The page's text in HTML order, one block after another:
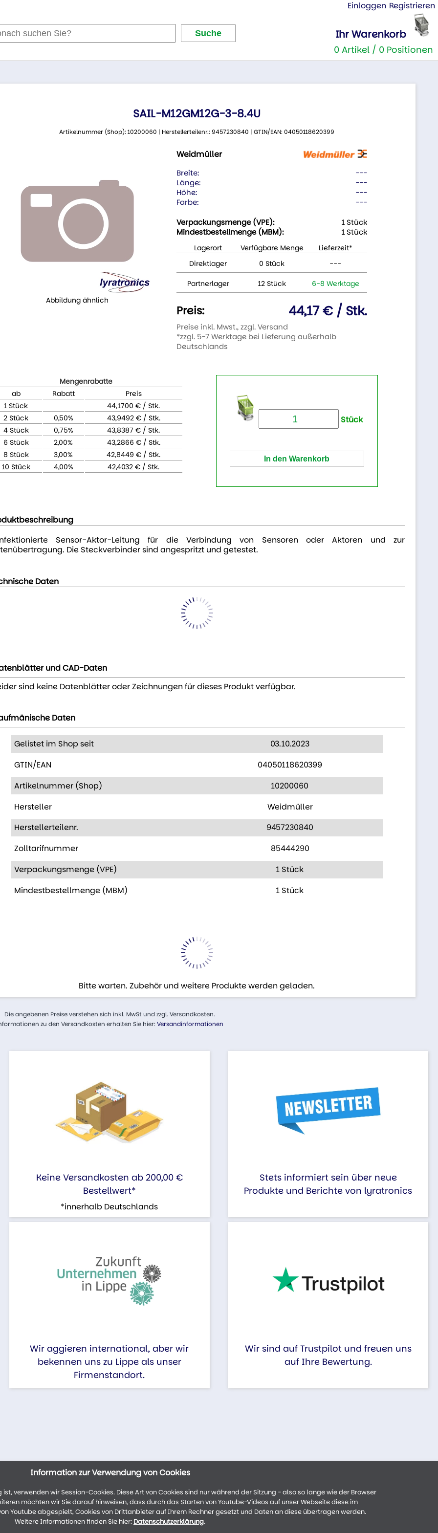
Einloggen Registrieren
Ihr Warenkorb
0 Artikel / 0 Positionen
SAIL-M12GM12G-3-8.4U
Artikelnummer (Shop): 10200060 | Herstellerteilenr.: 9457230840 | GTIN/EAN: 04050118620399
Abbildung ähnlich
Weidmüller
Breite:
---
Länge:
---
Höhe:
---
Farbe:
---
Verpackungsmenge (VPE):
1 Stück
Mindestbestellmenge (MBM):
1 Stück
Lagerort Verfügbare Menge
Lieferzeit*
Direktlager
0 Stück ---
Partnerlager 12 Stück 6-8 Werktage
Preis: 44,17 € / Stk.
Preise inkl. Mwst., zzgl. Versand
*zzgl. 5-7 Werktage bei Lieferung außerhalb
Deutschlands
Mengenrabatte
ab
Rabatt
Preis
1 Stück
44,1700 € / Stk.
2 Stück
0,50%
43,9492 € / Stk.
4 Stück
0,75%
43,8387 € / Stk.
6 Stück
2,00%
43,2866 € / Stk.
8 Stück
3,00%
42,8449 € / Stk.
10 Stück
4,00% 42,4032 € / Stk.
Stück
Sensor-Aktor-Leitung für die Verbindung von Sensoren oder Aktoren und zur
Die Steckverbinder sind angespritzt und getestet.
Daten
und CAD-Daten
sind keine Datenblätter oder Zeichnungen für dieses Produkt verfügbar.
Daten
Gelistet im Shop seit
03.10.2023
GTIN/EAN
04050118620399
Artikelnummer (Shop)
10200060
Hersteller
Weidmüller
Herstellerteilenr.
9457230840
Zolltarifnummer
85444290
Verpackungsmenge (VPE)
1 Stück
Mindestbestellmenge (MBM)
1 Stück
Bitte warten. Zubehör und weitere Produkte werden geladen.
Die angebenen Preise verstehen sich inkl. MwSt und zzgl. Versandkosten.
zu den Versandkosten erhalten Sie hier: Versandinformationen
Keine Versandkosten ab 200,00 €
Bestellwert*
*innerhalb Deutschlands
Stets informiert sein über neue
Produkte und Berichte von lyratronics
Wir aggieren international, aber wir
bekennen uns zu Lippe als unser
Firmenstandort.
Wir sind auf Trustpilot und freuen uns
auf Ihre Bewertung.
Information zur Verwendung von Cookies
verwenden wir Session-Cookies. Diese Art von Cookies sind nur während der Sitzung - also so lange wie der Browser
möchten wir Sie darauf hinweisen, dass durch das Starten von Youtube-Videos auf unser Webseite diese im
Youtube abgespielt, Cookies von Drittanbieter auf Ihrem Rechner gesetzt und Daten an diese übertragen werden.
Weitere Informationen finden Sie hier: Datenschutzerklärung.